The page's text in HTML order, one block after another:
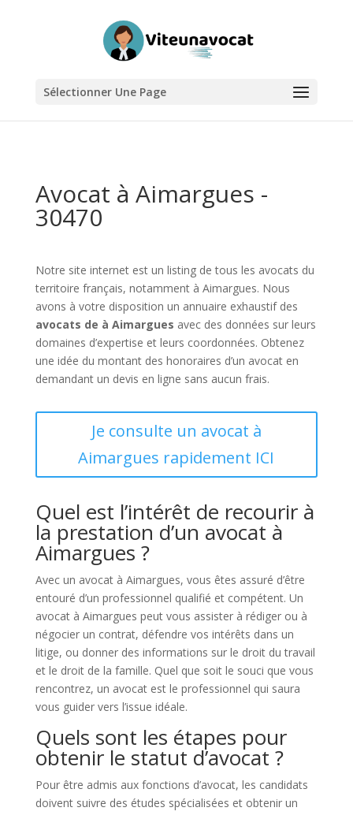
Sélectionner Une Page
Avocat à Aimargues -
30470
Notre site internet est un listing de tous les avocats du
territoire français, notamment à Aimargues. Nous
avons à votre disposition un annuaire exhaustif des
avocats de à Aimargues avec des données sur leurs
domaines d’expertise et leurs coordonnées. Obtenez
une idée du montant des honoraires d’un avocat en
demandant un devis en ligne sans aucun frais.
Je consulte un avocat à
Aimargues rapidement ICI
Quel est l’intérêt de recourir à
la prestation d’un avocat à
Aimargues ?
Avec un avocat à Aimargues, vous êtes assuré d’être
entouré d’un professionnel qualifié et compétent. Un
avocat à Aimargues peut vous assister à rédiger ou à
négocier un contrat, défendre vos intérêts dans un
litige, ou donner des informations sur le droit du travail
et le droit de la famille. Quel que soit le souci que vous
rencontrez, un avocat est le professionnel qui saura
vous guider vers l’issue idéale.
Quels sont les étapes pour
obtenir le statut d’avocat ?
Pour être admis aux fonctions d’avocat, les candidats
doivent suivre des études spécialisées et obtenir un